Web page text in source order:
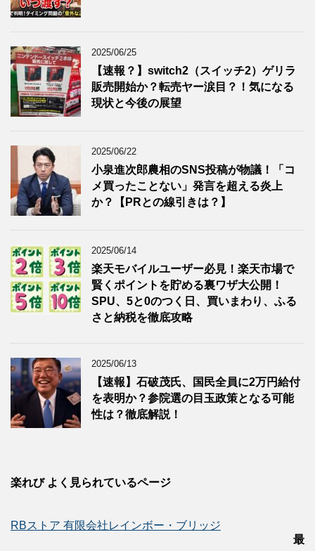
2025/06/25
【速報？】switch2（スイッチ2）ゲリラ
販売開始か？転売ヤー涙目？！気になる
現状と今後の展望
2025/06/22
小泉進次郎農相のSNS投稿が物議！「コ
メ買ったことない」発言を超える炎上
か？【PRとの線引きは？】
2025/06/14
楽天モバイルユーザー必見！楽天市場で
賢くポイントを貯める裏ワザ大公開！
SPU、5と0のつく日、買いまわり、ふる
さと納税を徹底攻略
2025/06/13
【速報】石破茂氏、国民全員に2万円給付
を表明か？参院選の目玉政策となる可能
性は？徹底解説！
楽れび よく見られているページ
RBストア 有限会社レインボー・ブリッジ
最